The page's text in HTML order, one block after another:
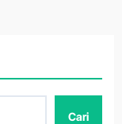
Cari